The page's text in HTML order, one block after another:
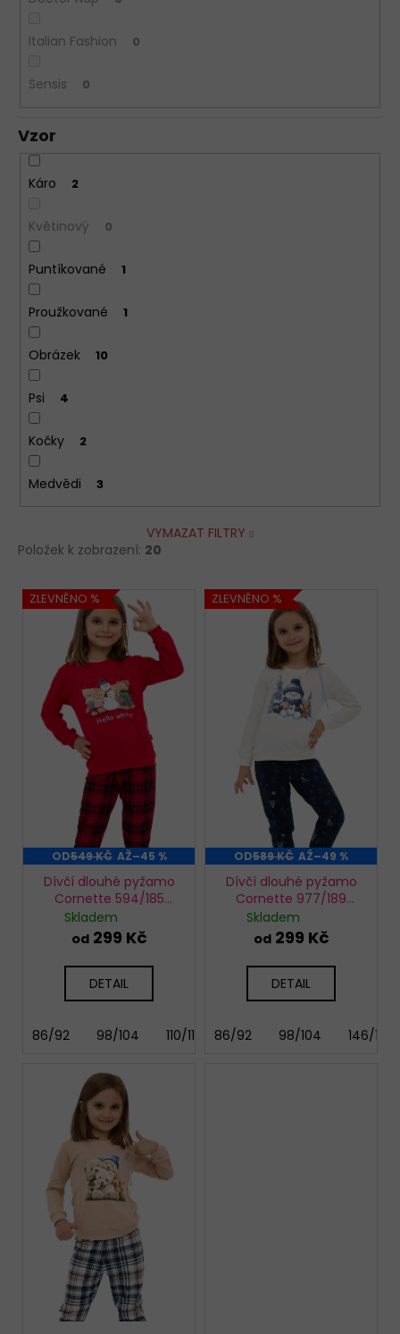
Italian Fashion 0
Sensis 0
Vzor
Káro 2
Květinový 0
Puntíkované 1
Proužkované 1
Obrázek 10
Psi 4
Kočky 2
Medvědi 3
VYMAZAT FILTRY
Položek k zobrazení: 20
V
ý
t
ů
ZLEVNĚNO %
OD549 KČ AŽ–45 %
Dívčí dlouhé pyžamo
Cornette 594/185
Winter
Skladem
od299 Kč
DETAIL
86/92 98/104 110/116 122/128 146/152 158/
ZLEVNĚNO %
OD589 KČ AŽ–49 %
Dívčí dlouhé pyžamo
Cornette 977/189
Snowy day
Skladem
od299 Kč
DETAIL
86/92 98/104 146/152